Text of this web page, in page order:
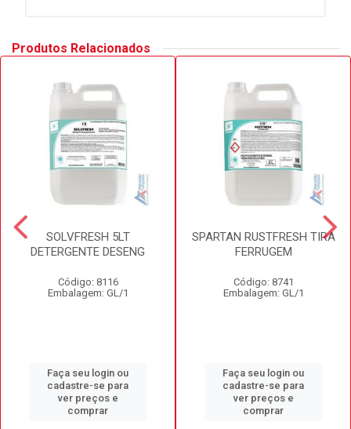
Produtos Relacionados
SOLVFRESH 5LT
DETERGENTE DESENG
Código: 8116
Embalagem: GL/1
Faça seu login ou
cadastre-se para
ver preços e
comprar
SPARTAN RUSTFRESH TIRA
FERRUGEM
Código: 8741
Embalagem: GL/1
Faça seu login ou
cadastre-se para
ver preços e
comprar